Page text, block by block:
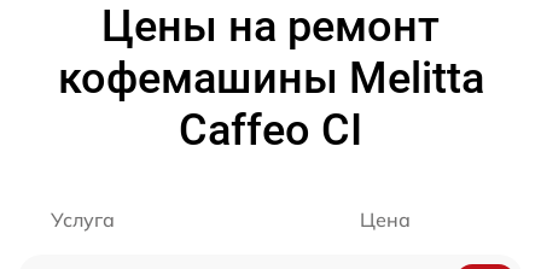
Цены на ремонт
кофемашины Melitta
Caffeo CI
Услуга Цена